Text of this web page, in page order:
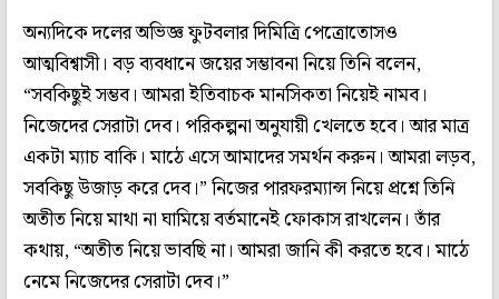
অন্যদিকে দলের অভিজ্ঞ ফুটবলার দিমিত্রি পেত্রোতোসও
আত্মবিশ্বাসী। বড় ব্যবধানে জয়ের সম্ভাবনা নিয়ে তিনি বলেন,
“সবকিছুই সম্ভব। আমরা ইতিবাচক মানসিকতা নিয়েই নামব।
নিজেদের সেরাটা দেব। পরিকল্পনা অনুযায়ী খেলতে হবে। আর মাত্র
একটা ম্যাচ বাকি। মাঠে এসে আমাদের সমর্থন করুন। আমরা লড়ব,
সবকিছু উজাড় করে দেব।” নিজের পারফরম্যান্স নিয়ে প্রশ্নে তিনি
অতীত নিয়ে মাথা না ঘামিয়ে বর্তমানেই ফোকাস রাখলেন। তাঁর
কথায়, “অতীত নিয়ে ভাবছি না। আমরা জানি কী করতে হবে। মাঠে
নেমে নিজেদের সেরাটা দেব।”